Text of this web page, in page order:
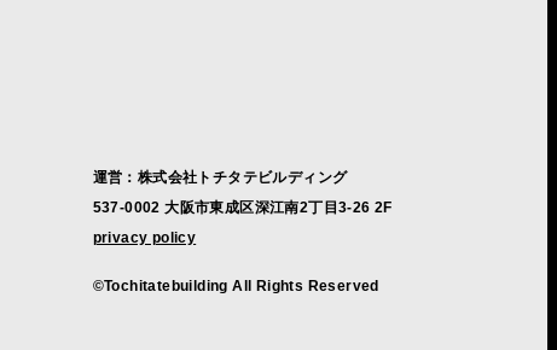
運営：株式会社トチタテビルディング
537-0002 大阪市東成区深江南2丁目3-26 2F
privacy policy
©Tochitatebuilding All Rights Reserved